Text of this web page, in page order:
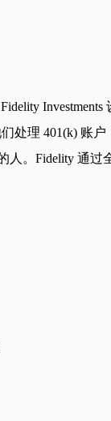
Fidelity
处理 401(k) 账
人。Fidelity 通